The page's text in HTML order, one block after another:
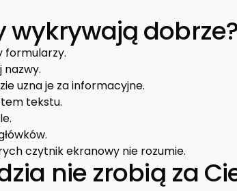
formularzy.
nazwy.
uzna je za informacyjne.
tekstu.
czytnik ekranowy nie rozumie.
nie zrobią za